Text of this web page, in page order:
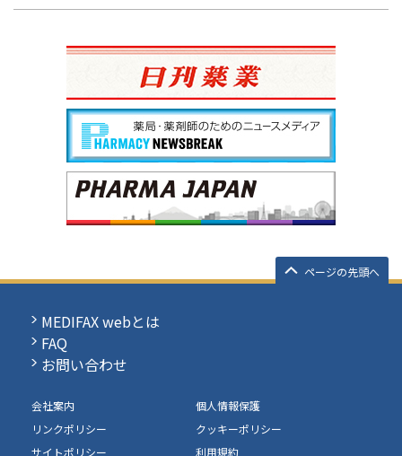
ページの先頭へ
MEDIFAX webとは
FAQ
お問い合わせ
会社案内
個人情報保護
リンクポリシー
クッキーポリシー
サイトポリシー
利用規約